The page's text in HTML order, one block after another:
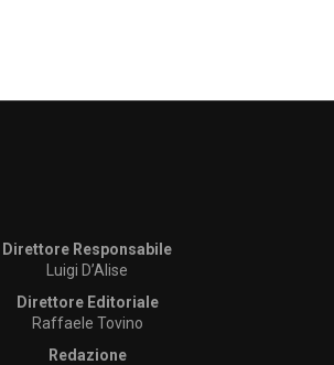
Direttore Responsabile
Luigi D’Alise
Direttore Editoriale
Raffaele Tovino
Redazione